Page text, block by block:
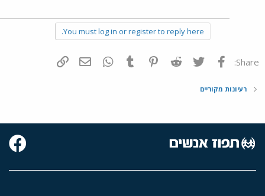
You must log in or register to reply here.
Share: פייסבוק Twitter
Reddit
Pinterest
Tumblr
WhatsAppדואר אלקטרוני
רעיונות מקוריים